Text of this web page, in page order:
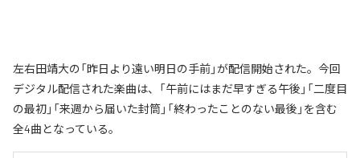
左右田靖大の「昨日より遠い明日の手前」が配信開始された。今回
デジタル配信された楽曲は、「午前にはまだ早すぎる午後」「二度目
の最初」「来週から届いた封筒」「終わったことのない最後」を含む
全4曲となっている。